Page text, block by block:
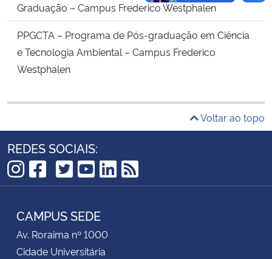
Graduação – Campus Frederico Westphalen
PPGCTA – Programa de Pós-graduação em Ciência
e Tecnologia Ambiental – Campus Frederico
Westphalen
Voltar ao topo
REDES SOCIAIS:
Instagram
Facebook
TikTok
Twitter
YouTube
LinkedIn
RSS
CAMPUS SEDE
Av. Roraima nº 1000
Cidade Universitária